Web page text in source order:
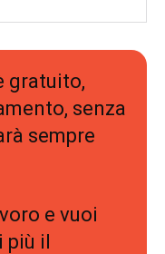
gratuito,
senza
sempre
e vuoi
più il